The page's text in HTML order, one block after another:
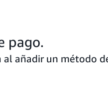
pago.
añadir un método